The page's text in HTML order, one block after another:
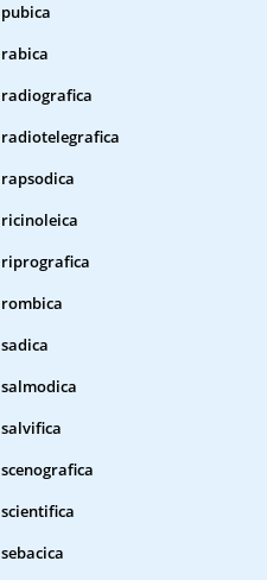
pubica
rabica
radiografica
radiotelegrafica
rapsodica
ricinoleica
riprografica
rombica
sadica
salmodica
salvifica
scenografica
scientifica
sebacica